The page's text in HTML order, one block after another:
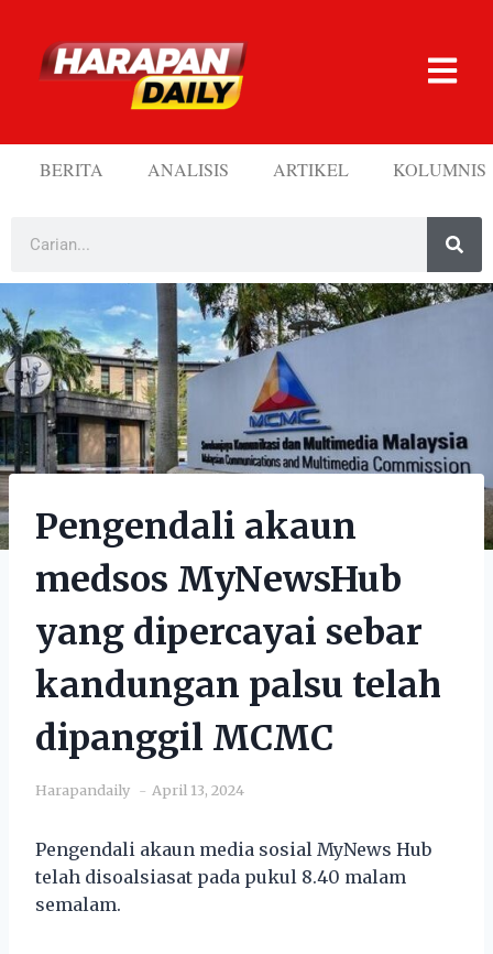
BERITA ANALISIS ARTIKEL KOLUMNIS
Pengendali akaun
medsos MyNewsHub
yang dipercayai sebar
kandungan palsu telah
dipanggil MCMC
Harapandaily April 13, 2024
Pengendali akaun media sosial MyNews Hub
telah disoalsiasat pada pukul 8.40 malam
semalam.